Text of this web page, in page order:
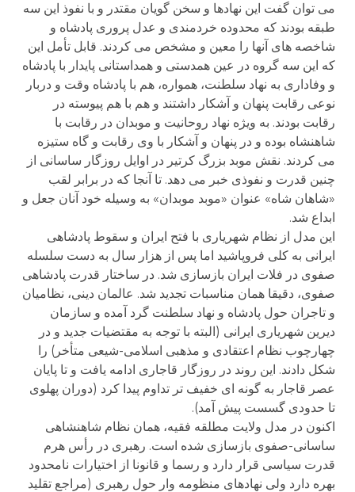
می توان گفت این نهادها و سخن گویان مقتدر و با نفوذ این سه
طبقه بودند که محدوده خردمندی و عدل پروری پادشاه و
شاخصه های آنها را معین و مشخص می کردند. قابل تأمل این
که این سه گروه در عین همدستی و همداستانی پایدار با پادشاه
و وفاداری به نهاد سلطنت، همواره، هم با پادشاه وقت و دربار
نوعی رقابت پنهان و آشکار داشتند و هم با هم پیوسته در
رقابت بودند. به ویژه نهاد روحانیت و موبدان در رقابت با
شاهنشاه بوده و در پنهان و آشکار با وی رقابت و گاه ستیزه
می کردند. نقش موبد بزرگ کرتیر در اوایل روزگار ساسانی از
چنین قدرت و نفوذی خبر می دهد. تا آنجا که در برابر لقب
«شاهان شاه» عنوان «موبد موبدان» به وسیله خود آنان جعل و
ابداع شد.
این مدل از نظام شهریاری با فتح ایران و سقوط پادشاهی
ایرانی به کلی فروپاشید اما پس از هزار سال به دست سلسله
صفوی در فلات ایران بازسازی شد. در ساختار قدرت پادشاهی
صفوی، دقیقا همان مناسبات تجدید شد. عالمان دینی، نظامیان
و تاجران حول پادشاه و نهاد سلطنت گرد آمده و سازمان
دیرین شهریاری ایرانی (البته با توجه به مقتضیات جدید و در
چهارچوب نظام اعتقادی و مذهبی اسلامی-شیعی متأخر) را
شکل دادند. این روند در روزگار قاجاری ادامه یافت و تا پایان
عصر قاجار به گونه ای خفیف تر تداوم پیدا کرد (دوران پهلوی
تا حدودی گسست پیش آمد).
اکنون در مدل ولایت مطلقه فقیه، همان نظام شاهنشاهی
ساسانی-صفوی بازسازی شده است. رهبری در رأس هرم
قدرت سیاسی قرار دارد و رسما و قانونا از اختیارات نامحدود
بهره دارد ولی نهادهای منظومه وار حول رهبری (مراجع تقلید